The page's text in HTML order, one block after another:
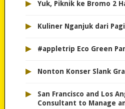
▸ Yuk, Piknik ke Bromo 2
▸ Kuliner Nganjuk dari
▸ #appletrip Eco Green
▸ Nonton Konser Slank
▸
San Francisco and Los
Consultant to Manage